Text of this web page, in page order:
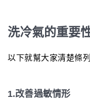
洗冷氣的重要
以下就幫大家清楚條
1.改善過敏情形